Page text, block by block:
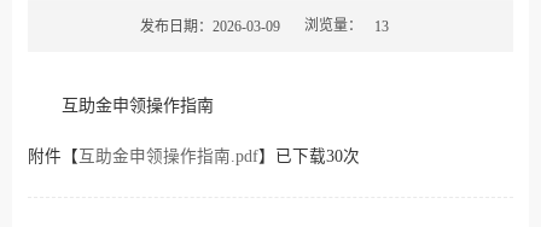
发布日期：2026-03-09 浏览量： 13
互助金申领操作指南
附件【 互助金申领操作指南.pdf】已下载30次